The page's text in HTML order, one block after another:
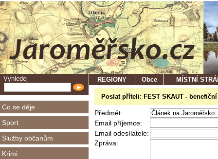
Vyhledej
Co se děje
Sport
Služby občanům
Krimi
REGIONY Obce MÍSTNÍ
Poslat příteli: FEST SKAUT -
Předmět:
Email příjemce:
Email odesílatele:
Zpráva: